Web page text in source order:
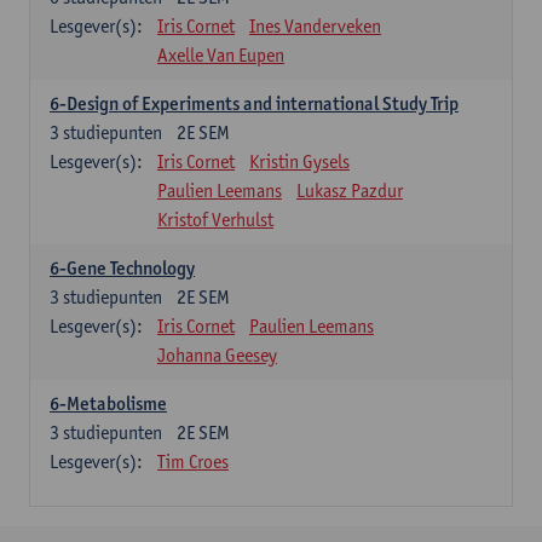
Lesgever(s):
Iris Cornet
Ines Vanderveken
Axelle Van Eupen
6-Design of Experiments and international Study Trip
2E SEM
3 studiepunten
Lesgever(s):
Iris Cornet
Kristin Gysels
Paulien Leemans
Lukasz Pazdur
Kristof Verhulst
6-Gene Technology
2E SEM
3 studiepunten
Lesgever(s):
Iris Cornet
Paulien Leemans
Johanna Geesey
6-Metabolisme
2E SEM
3 studiepunten
Lesgever(s):
Tim Croes